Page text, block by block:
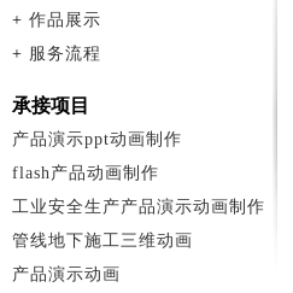
+ 作品展示
+ 服务流程
承接项目
产品演示ppt动画制作
flash产品动画制作
工业安全生产产品演示动画制作
管线地下施工三维动画
产品演示动画